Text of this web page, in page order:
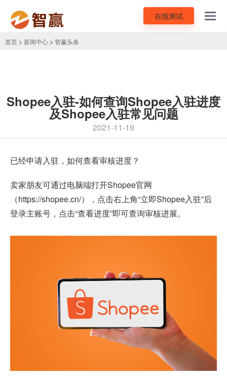
在线测试
首页 > 新闻中心 > 智赢头条
Shopee入驻-如何查询Shopee入驻进度
及Shopee入驻常见问题
2021-11-19
已经申请入驻，如何查看审核进度？
卖家朋友可通过电脑端打开Shopee官网
（https://shopee.cn/），点击右上角“立即Shopee入驻”后
登录主账号，点击“查看进度”即可查询审核进展。